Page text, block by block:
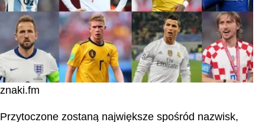
Cristiano Ronaldo
Zakończenie
Najczęściej zadawane pytania
znaki.fm
Przytoczone zostaną największe spośród nazwisk,